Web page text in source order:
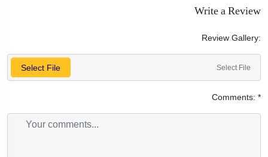
Write a Review
Review Gallery:
Select File Select File
Comments: *